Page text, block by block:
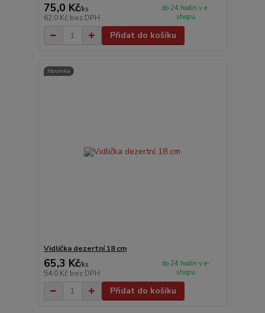
75,0 Kč/ks
62,0 Kč bez DPH
do 24 hodin v e-
shopu
Přidat do košíku
Novinka
Vidlička dezertní 18 cm
65,3 Kč/ks
54,0 Kč bez DPH
do 24 hodin v e-
shopu
Přidat do košíku